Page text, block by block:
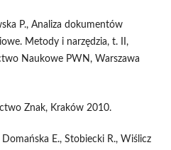
P., Analiza dokumentów
Metody i narzędzia, t. II,
Naukowe PWN, Warszawa
Znak, Kraków 2010.
E., Stobiecki R., Wiślicz